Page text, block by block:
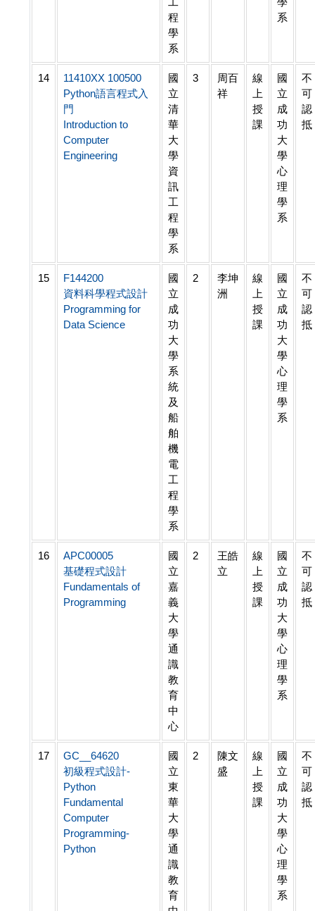
程
學
系
系
14
11410XX 100500
Python語言程式入
門
Introduction to
Computer
Engineering
國
立
清
華
大
學
資
訊
工
程
學
系
3
周百
祥
線
上
授
課
國
立
成
功
大
學
心
理
學
系
不
可
認
抵
15
F144200
資料科學程式設計
Programming for
Data Science
國
立
成
功
大
學
系
統
及
船
舶
機
電
工
程
學
系
2
李坤
洲
線
上
授
課
國
立
成
功
大
學
心
理
學
系
不
可
認
抵
16
APC00005
基礎程式設計
Fundamentals of
Programming
國
立
嘉
義
大
學
通
識
教
育
中
心
2
王皓
立
線
上
授
課
國
立
成
功
大
學
心
理
學
系
不
可
認
抵
17
GC__64620
初級程式設計-
Python
Fundamental
Computer
Programming-
Python
國
立
東
華
大
學
通
識
教
育
2
陳文
盛
線
上
授
課
國
立
成
功
大
學
心
理
學
系
不
可
認
抵